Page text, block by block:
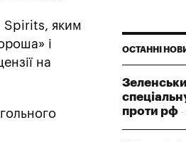
Spirits, яким
і
на
ОСТАННІ
проти рф